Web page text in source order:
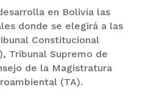
en Bolivia las
donde se elegirá a las
Constitucional
Tribunal Supremo de
de la Magistratura
(TA).